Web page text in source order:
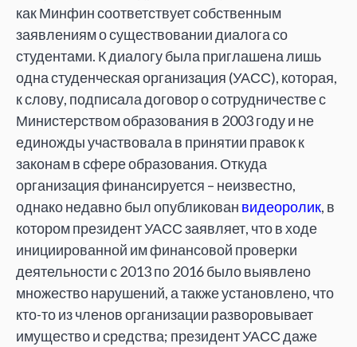
как Минфин соответствует собственным
заявлениям о существовании диалога со
студентами. К диалогу была приглашена лишь
одна студенческая организация (УАСС), которая,
к слову, подписала договор о сотрудничестве с
Министерством образования в 2003 году и не
единожды участвовала в принятии правок к
законам в сфере образования. Откуда
организация финансируется – неизвестно,
однако недавно был опубликован видеоролик, в
котором президент УАСС заявляет, что в ходе
инициированной им финансовой проверки
деятельности с 2013 по 2016 было выявлено
множество нарушений, а также установлено, что
кто-то из членов организации разворовывает
имущество и средства; президент УАСС даже